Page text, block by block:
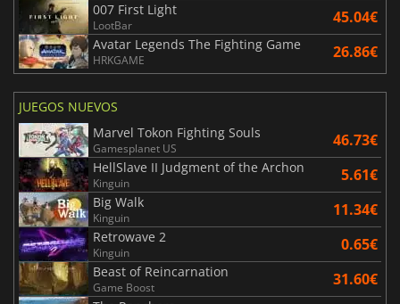
007 First Light
LootBar 45.04€
Avatar Legends The Fighting Game
HRKGAME 26.86€
JUEGOS NUEVOS
Marvel Tokon Fighting Souls
Gamesplanet US 46.73€
HellSlave II Judgment of the Archon
Kinguin 5.61€
Big Walk
Kinguin 11.34€
Retrowave 2
Kinguin 0.65€
Beast of Reincarnation
Game Boost 31.60€